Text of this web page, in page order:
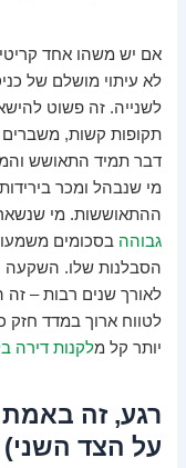
לא עיתוי מושלם של
לשנייה. זה פשוט
תקופות קשות, משברים
דבר תמיד התאושש
מי שנבהל ומכר
ההתאוששות. מי שנשאר
גבוהה בסכומים
הסבלנות שלו. השקעה
לאורך שנים רבות –
יותר קל מלקנות דירה
רגע, זה באמת
על הצד השני)